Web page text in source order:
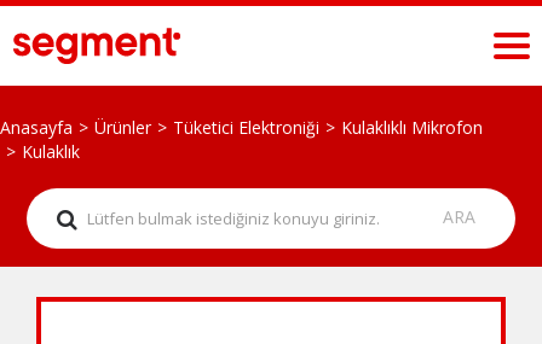
Anasayfa Ürünler Tüketici Elektroniği
Kulaklıklı Mikrofon
Kulaklık